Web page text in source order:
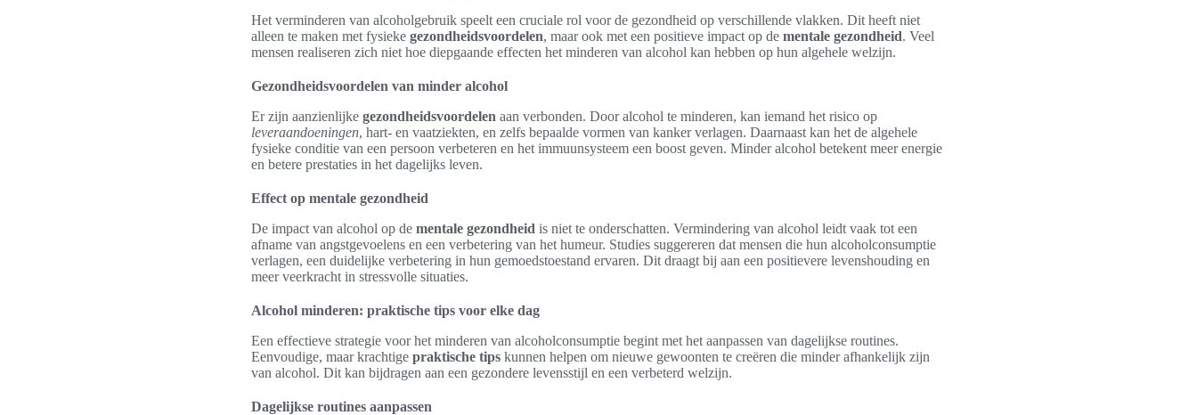
Het verminderen van alcoholgebruik speelt een cruciale rol voor de gezondheid op verschillende vlakken. Dit heeft niet
alleen te maken met fysieke gezondheidsvoordelen, maar ook met een positieve impact op de mentale gezondheid. Veel
mensen realiseren zich niet hoe diepgaande effecten het minderen van alcohol kan hebben op hun algehele welzijn.
Gezondheidsvoordelen van minder alcohol
Er zijn aanzienlijke gezondheidsvoordelen aan verbonden. Door alcohol te minderen, kan iemand het risico op
leveraandoeningen, hart- en vaatziekten, en zelfs bepaalde vormen van kanker verlagen. Daarnaast kan het de algehele
fysieke conditie van een persoon verbeteren en het immuunsysteem een boost geven. Minder alcohol betekent meer energie
en betere prestaties in het dagelijks leven.
Effect op mentale gezondheid
De impact van alcohol op de mentale gezondheid is niet te onderschatten. Vermindering van alcohol leidt vaak tot een
afname van angstgevoelens en een verbetering van het humeur. Studies suggereren dat mensen die hun alcoholconsumptie
verlagen, een duidelijke verbetering in hun gemoedstoestand ervaren. Dit draagt bij aan een positievere levenshouding en
meer veerkracht in stressvolle situaties.
Alcohol minderen: praktische tips voor elke dag
Een effectieve strategie voor het minderen van alcoholconsumptie begint met het aanpassen van dagelijkse routines.
Eenvoudige, maar krachtige praktische tips kunnen helpen om nieuwe gewoonten te creëren die minder afhankelijk zijn
van alcohol. Dit kan bijdragen aan een gezondere levensstijl en een verbeterd welzijn.
Dagelijkse routines aanpassen